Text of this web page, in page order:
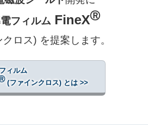
フィルム FineXⓇ
クロス) を提案します。
ィルム
(ファインクロス) とは >>